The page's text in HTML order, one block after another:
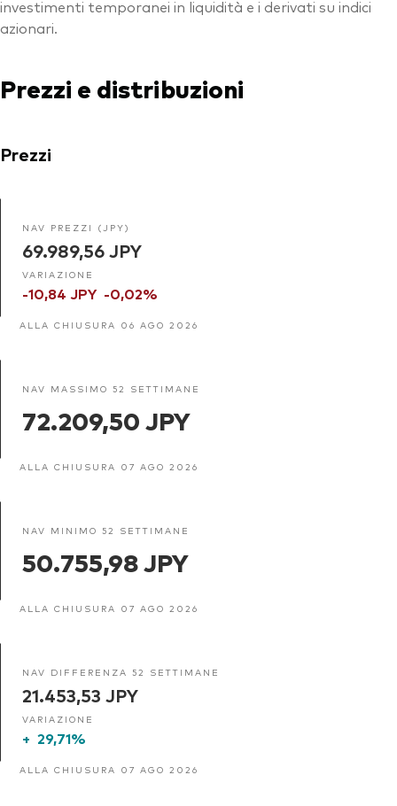
investimenti temporanei in liquidità e i derivati su indici
azionari.
Prezzi e distribuzioni
Prezzi
NAV PREZZI (JPY)
69.989,56 JPY
VARIAZIONE
-10,84 JPY -0,02%
ALLA CHIUSURA 06 AGO 2026
NAV MASSIMO 52 SETTIMANE
72.209,50 JPY
ALLA CHIUSURA 07 AGO 2026
NAV MINIMO 52 SETTIMANE
50.755,98 JPY
ALLA CHIUSURA 07 AGO 2026
NAV DIFFERENZA 52 SETTIMANE
21.453,53 JPY
VARIAZIONE
+ 29,71%
ALLA CHIUSURA 07 AGO 2026